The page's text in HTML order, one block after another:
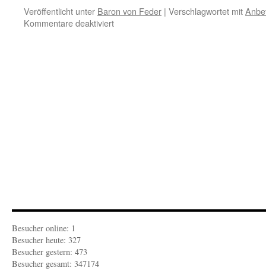
Veröffentlicht unter Baron von Feder | Verschlagwortet mit
Kommentare deaktiviertfür
Besucher online: 1
Besucher heute: 327
Besucher gestern: 473
Besucher gesamt: 347174